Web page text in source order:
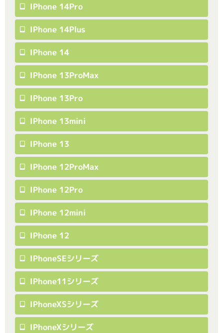
IPhone 14Pro
IPhone 14Plus
IPhone 14
IPhone 13ProMax
IPhone 13Pro
IPhone 13mini
IPhone 13
IPhone 12ProMax
IPhone 12Pro
IPhone 12mini
IPhone 12
IPhoneSEシリーズ
IPhone11シリーズ
IPhoneXSシリーズ
IPhoneXシリーズ